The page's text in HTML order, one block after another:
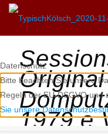
1979
Datenschutz
Bitte beachten Sie unsere
Regeln der EU-DSGVO und
Sie unsere